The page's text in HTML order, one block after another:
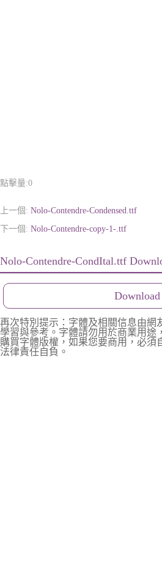
點擊量:0
上一個: Nolo-Contendre-Condensed.ttf
下一個: Nolo-Contendre-copy-1-.ttf
Nolo-Contendre-CondItal.ttf
Download
再次特別提示：字體及相關信息由網
學習與參考。字體請勿用於商業用途
購買字體版權，如果您要商用，必須
法律責任自負。